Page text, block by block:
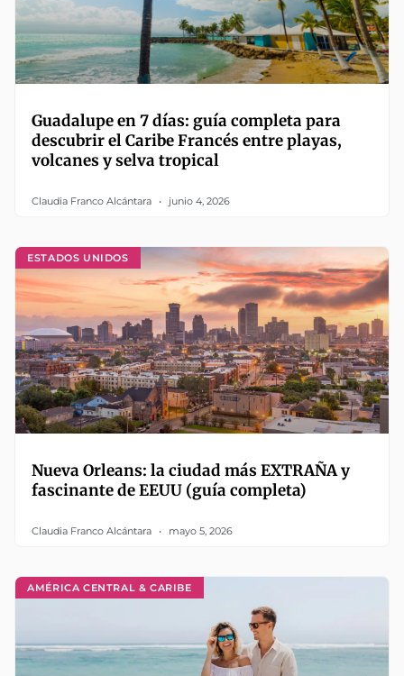
Guadalupe en 7 días: guía completa para
descubrir el Caribe Francés entre playas,
volcanes y selva tropical
Claudia Franco Alcántara junio 4, 2026
ESTADOS UNIDOS
Nueva Orleans: la ciudad más EXTRAÑA y
fascinante de EEUU (guía completa)
Claudia Franco Alcántara mayo 5, 2026
AMÉRICA CENTRAL & CARIBE